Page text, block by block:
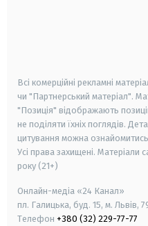
Всі комерційні рекламні
чи "Партнерський матеріал".
"Позиція" відображають
не поділяти їхніх поглядів.
цитування можна
Усі права захищені. Матеріали
року (21+)
Онлайн-медіа «24 Канал»
пл. Галицька, буд. 15, м. Львів,
Телефон +380 (32) 229-77-77